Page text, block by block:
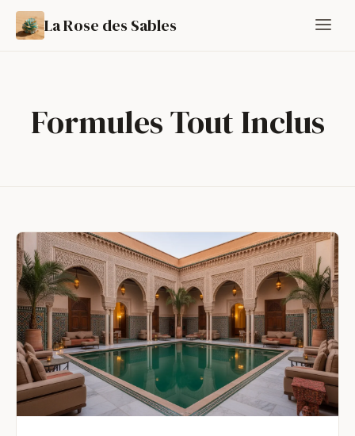
La Rose des Sables
Formules Tout Inclus